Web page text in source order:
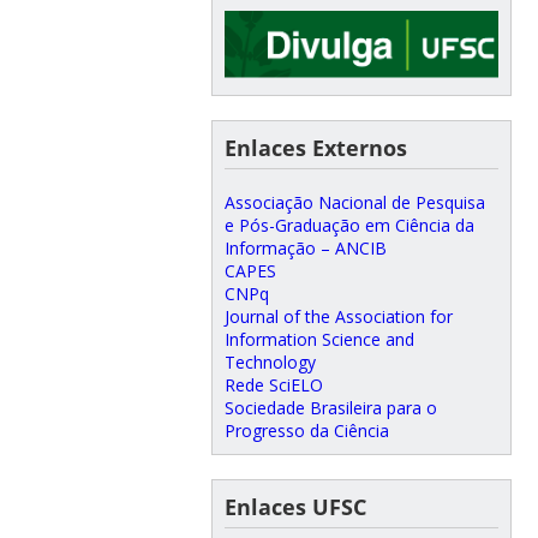
Enlaces Externos
Associação Nacional de Pesquisa
e Pós-Graduação em Ciência da
Informação – ANCIB
CAPES
CNPq
Journal of the Association for
Information Science and
Technology
Rede SciELO
Sociedade Brasileira para o
Progresso da Ciência
Enlaces UFSC